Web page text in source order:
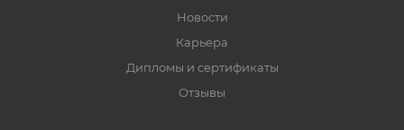
Новости
Карьера
Дипломы и сертификаты
Отзывы